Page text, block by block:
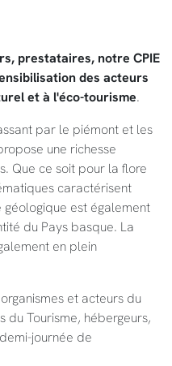
prestataires, notre CPIE
des acteurs
et à l'éco-tourisme.
par le piémont et les
une richesse
Que ce soit pour la flore
caractérisent
est également
du Pays basque. La
en plein
et acteurs du
du Tourisme, hébergeurs,
journée de